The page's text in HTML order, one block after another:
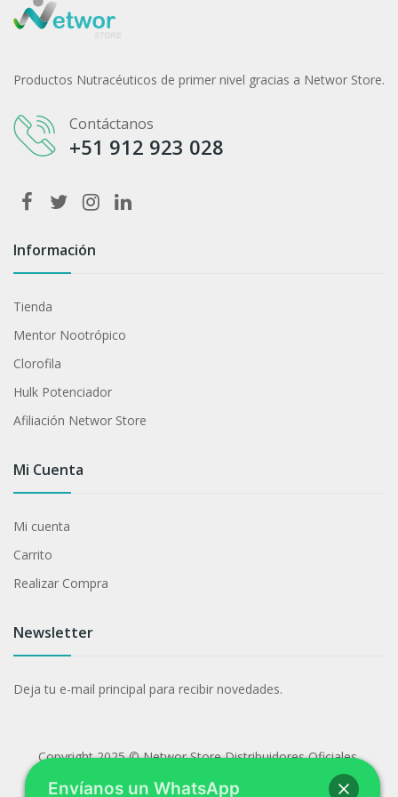
Productos Nutracéuticos de primer nivel gracias a Networ Store.
Contáctanos
+51 912 923 028
Información
Tienda
Mentor Nootrópico
Clorofila
Hulk Potenciador
Afiliación Networ Store
Mi Cuenta
Mi cuenta
Carrito
Realizar Compra
Newsletter
Deja tu e-mail principal para recibir novedades.
Copyright 2025 © Networ Store Distribuidores Oficiales.
Desarrollado por Agencia de Marketing Digital .
Envíanos un WhatsApp